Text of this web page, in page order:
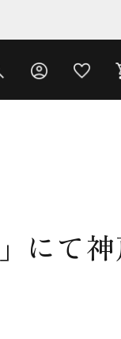
にて